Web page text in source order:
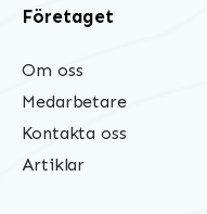
Företaget
Om oss
Medarbetare
Kontakta oss
Artiklar